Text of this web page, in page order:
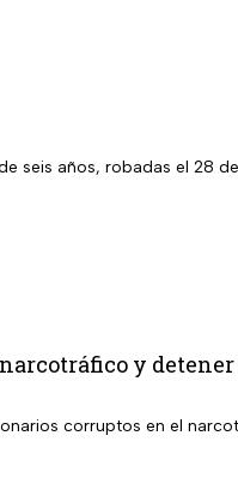
seis años, robadas el 28
y
corruptos en el